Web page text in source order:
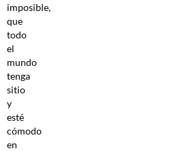
imposible,
que
todo
el
mundo
tenga
sitio
y
esté
cómodo
en